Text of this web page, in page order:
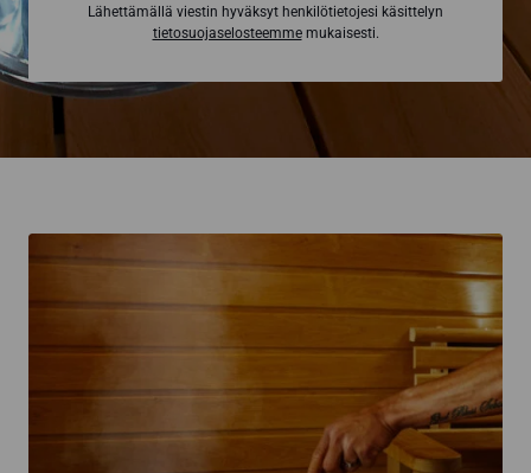
Lähettämällä viestin hyväksyt henkilötietojesi käsittelyn
tietosuojaselosteemmemukaisesti.